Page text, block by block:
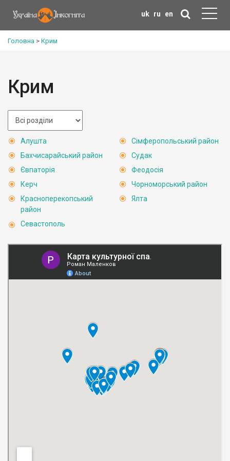
uk ru en
Головна > Крим
Крим
Алушта
Бахчисарайський район
Євпаторія
Керч
Красноперекопський
район
Севастополь
Сімферопольський район
Судак
Феодосія
Чорноморський район
Ялта